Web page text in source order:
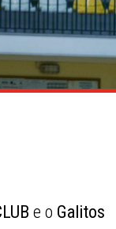
e o Galitos